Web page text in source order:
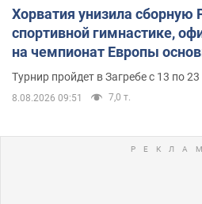
Хорватия унизила сборную
спортивной гимнастике,
на чемпионат Европы
Турнир пройдет в Загребе с 13 по 23
8.08.2026 09:51 7,0 т.